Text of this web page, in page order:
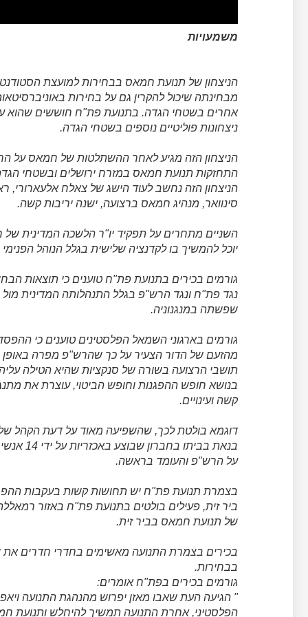
משמעויות
הניצחון של תנועת חמאס בבחירות למועצת
מבחינתה שיכול להקרין גם על בחירות
אחרים בשטחי הגדה. בתנועת פת"ח חוששים שהוא
ניצחונות פוליטיים נוספים בשטחי הגדה.
הניצחון הזה מגיע לאחר ההשתלטות של חמאס על
התחזקות תנועת חמאס במזרח ירושלים ובשטחי
הניצחון הזה נחשב לעוד הישג של צאלח אלעארורי,
סינוואר, מנהיג חמאס ברצועה, ישנה יריבות קשה.
השניים מתחרים על תפקיד יו"ר הלשכה המדינית
יוכל להמשיך בו לקדנציה שלישית בגלל הנוהל
גורמים בכירים בתנועת פת"ח טוענים כי תוצאות
נגד פת"ח ונגד הרש"פ בגלל התנהלותה המדינית מול
שפשתה במנגנוניה.
גורמים בארגוני השמאל הפלסטינים טוענים כי
מהזעם של הדור הצעיר על כך שהרש"פ מפרה באופן
תושבי הרצועה בשורה של סנקציות שהיא הטילה
בנושא חופש ההפגנות וחופש הביטוי, עוצרת את
קשה ועינויים.
דוגמא בולטת לכך, שהשפיעה מאוד על דעת הקהל של
בנאת
על הרש"פ והעומד בראשה.
בצמרת תנועת פת"ח יש תחושות קשות בעקבות
ביר זית, פעילים בולטים בתנועת פת"ח באזור
של תנועת חמאס בביר זית.
בכירים בצמרת התנועה מאשימים בחדרי חדרים
בבחירות.
גורמים בכירים בפת"ח אומרים:
" הגיעה העת שאבו מאזן יפרוש מהנהגת התנועה
הפלסטיני, אחרת התנועה תמשיך להיחלש ותנועת